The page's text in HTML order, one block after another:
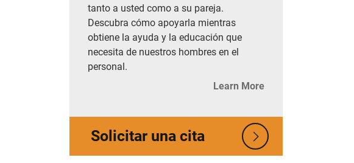
tanto a usted como a su pareja.
Descubra cómo apoyarla mientras
obtiene la ayuda y la educación que
necesita de nuestros hombres en el
personal.
Learn More
Solicitar una cita